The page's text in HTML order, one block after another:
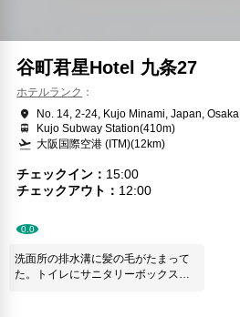
谷町君星Hotel 九条27
ホテルランク
No. 14, 2-24, Kujo Minami, Japan, Osaka
Kujo Subway Station(410m)
大阪国際空港 (ITM)(12km)
チェックイン
15:00
チェックアウト
12:00
0.0
洗面所の排水溝に髪の毛がたまって
た。トイレにサニタリーボックスが